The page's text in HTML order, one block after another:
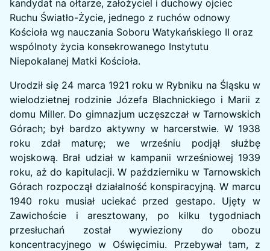
kandydat na ołtarze, założyciel i duchowy ojciec
Ruchu Światło-Życie, jednego z ruchów odnowy
Kościoła wg nauczania Soboru Watykańskiego II oraz
wspólnoty życia konsekrowanego Instytutu
Niepokalanej Matki Kościoła.
Urodził się 24 marca 1921 roku w Rybniku na Śląsku w
wielodzietnej rodzinie Józefa Blachnickiego i Marii z
domu Miller. Do gimnazjum uczęszczał w Tarnowskich
Górach; był bardzo aktywny w harcerstwie. W 1938
roku zdał maturę; we wrześniu podjął służbę
wojskową. Brał udział w kampanii wrześniowej 1939
roku, aż do kapitulacji. W październiku w Tarnowskich
Górach rozpoczął działalność konspiracyjną. W marcu
1940 roku musiał uciekać przed gestapo. Ujęty w
Zawichoście i aresztowany, po kilku tygodniach
przesłuchań został wywieziony do obozu
koncentracyjnego w Oświęcimiu. Przebywał tam, z